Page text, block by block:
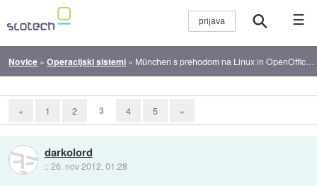
☰
Novice »Operacijski sistemi » München s prehodom na Linux in OpenOffice prihranil 10 milijonov evrov
« 1 2 3 4 5 »
darkolord
::26. nov 2012, 01:28